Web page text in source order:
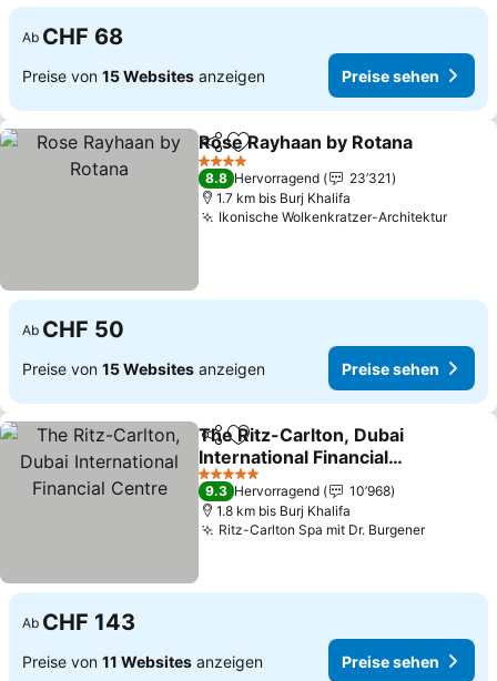
Ab CHF 68
Preise von 15 Websites anzeigen Preise sehen
TeilenZu Favoriten hinzufügen
Rose Rayhaan by Rotana
4 Sterne
8.8 Hervorragend
23’321
1.7 km bis Burj Khalifa
Ikonische Wolkenkratzer-Architektur
Ab CHF 50
Preise von 15 Websites anzeigen Preise sehen
TeilenZu Favoriten hinzufügen
The Ritz-Carlton, Dubai
International Financial
Centre
5 Sterne
9.3 Hervorragend
10’968
1.8 km bis Burj Khalifa
Ritz-Carlton Spa mit Dr. Burgener
Ab CHF 143
Preise von 11 Websites anzeigen Preise sehen